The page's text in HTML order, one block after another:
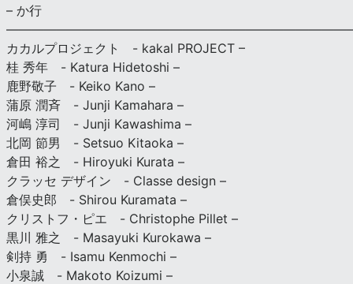
– か行
カカルプロジェクト - kakal PROJECT –
桂 秀年 - Katura Hidetoshi –
鹿野敬子 - Keiko Kano –
蒲原 潤斉 - Junji Kamahara –
河嶋 淳司 - Junji Kawashima –
北岡 節男 - Setsuo Kitaoka –
倉田 裕之 - Hiroyuki Kurata –
クラッセ デザイン - Classe design –
倉俣史郎 - Shirou Kuramata –
クリストフ・ピエ - Christophe Pillet –
黒川 雅之 - Masayuki Kurokawa –
剣持 勇 - Isamu Kenmochi –
小泉誠 - Makoto Koizumi –